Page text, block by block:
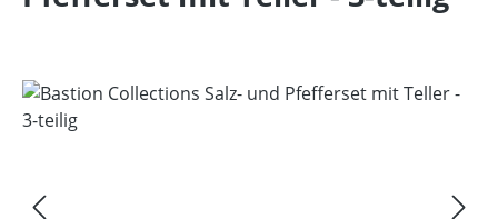
Bildergalerie überspringen